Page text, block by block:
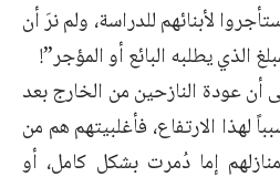
لأبنائهم للدراسة، ولم نرَ أن
الذي يطلبه البائع أو المؤجر”!
أن عودة النازحين من الخارج بعد
لهذا الارتفاع، فأغلبيتهم هم من
إما دُمرت بشكل كامل، أو